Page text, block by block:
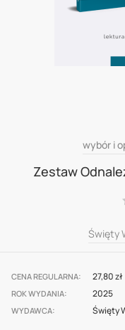
images
gallery
wybór i
Zestaw
Święty
CENA REGULARNA 27,80 zł
ROK WYDANIA 2025
WYDAWCA Święty